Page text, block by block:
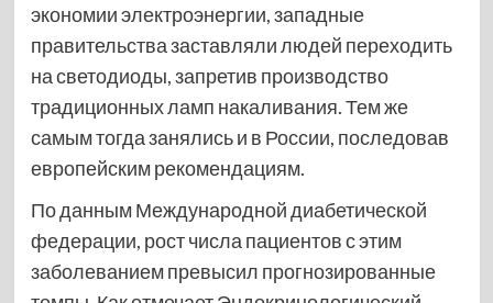
экономии электроэнергии, западные
правительства заставляли людей переходить
на светодиоды, запретив производство
традиционных ламп накаливания. Тем же
самым тогда занялись и в России, последовав
европейским рекомендациям.
По данным Международной диабетической
федерации, рост числа пациентов с этим
заболеванием превысил прогнозированные